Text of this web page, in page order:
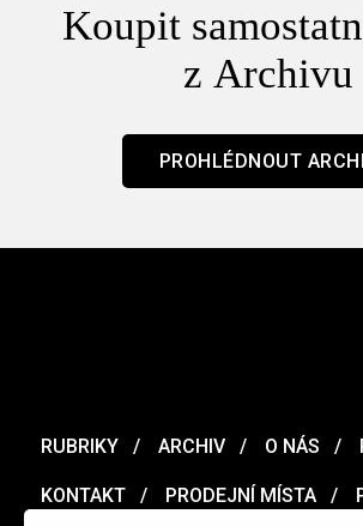
Koupit
z Archivu
PROHLÉDNOUT
RUBRIKY ARCHIV O NÁS
KONTAKT PRODEJNÍ MÍSTA